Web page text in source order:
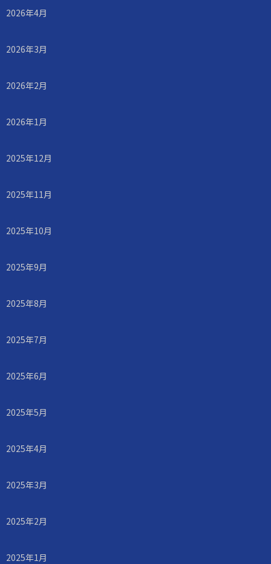
2026年4月
2026年3月
2026年2月
2026年1月
2025年12月
2025年11月
2025年10月
2025年9月
2025年8月
2025年7月
2025年6月
2025年5月
2025年4月
2025年3月
2025年2月
2025年1月